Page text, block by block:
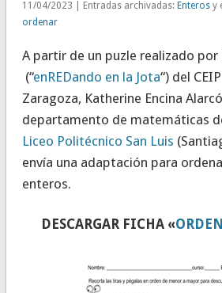
11/04/2023 | Entradas archivadas: Enterosy
ordenar
A partir de un puzle realizado por
(“enREDando en la Jota“) del
Zaragoza, Katherine Encina
departamento de matemáticas
Liceo Politécnico San Luis
envía una adaptación para
enteros.
DESCARGAR FICHA «